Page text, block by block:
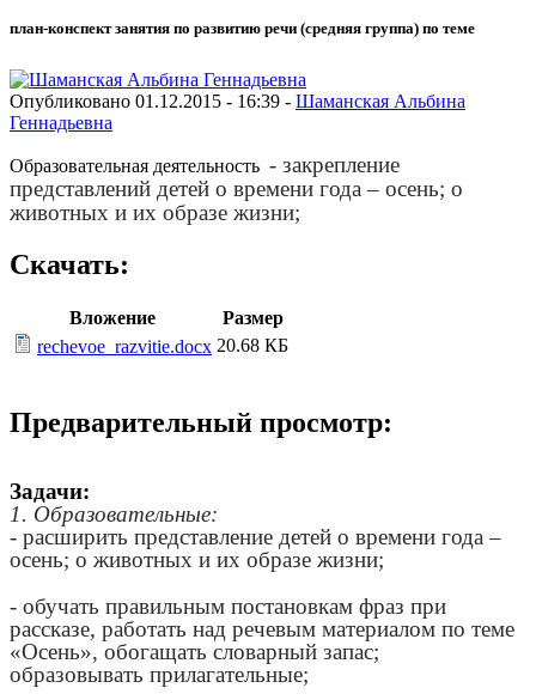
план-конспект занятия по развитию речи (средняя группа) по теме
Опубликовано 01.12.2015 - 16:39 - Шаманская Альбина
Геннадьевна
Образовательная деятельность - закрепление
представлений детей о времени года – осень; о
животных и их образе жизни;
Скачать:
Вложение
Размер
rechevoe_razvitie.docx 20.68 КБ
Предварительный просмотр:
Задачи:
1. Образовательные:
- расширить представление детей о времени года –
осень; о животных и их образе жизни;
- обучать правильным постановкам фраз при
рассказе, работать над речевым материалом по теме
«Осень», обогащать словарный запас;
образовывать прилагательные;